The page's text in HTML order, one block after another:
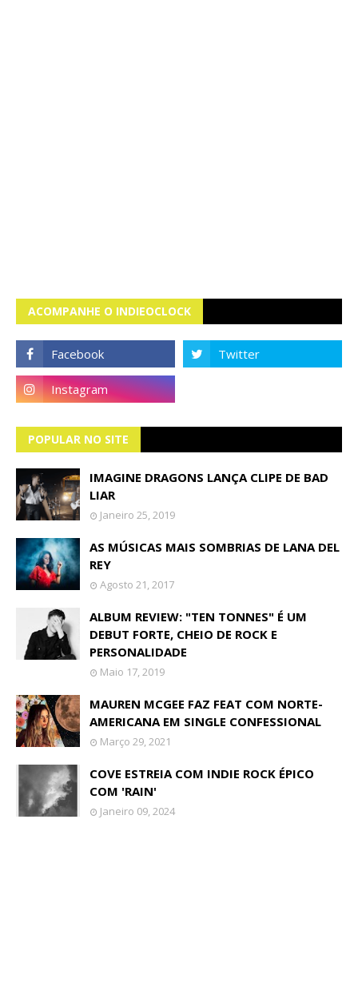
ACOMPANHE O INDIEOCLOCK
POPULAR NO SITE
IMAGINE DRAGONS LANÇA CLIPE DE BAD
LIAR
Janeiro 25, 2019
AS MÚSICAS MAIS SOMBRIAS DE LANA DEL
REY
Agosto 21, 2017
ALBUM REVIEW: "TEN TONNES" É UM
DEBUT FORTE, CHEIO DE ROCK E
PERSONALIDADE
Maio 17, 2019
MAUREN MCGEE FAZ FEAT COM NORTE-
AMERICANA EM SINGLE CONFESSIONAL
Março 29, 2021
COVE ESTREIA COM INDIE ROCK ÉPICO
COM 'RAIN'
Janeiro 09, 2024